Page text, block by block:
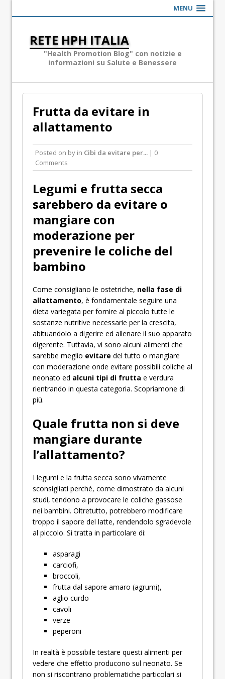
MENU
RETE HPH ITALIA
"Health Promotion Blog" con notizie e
informazioni su Salute e Benessere
Frutta da evitare in
allattamento
Posted on by in Cibi da evitare per... | 0
Comments
Legumi e frutta secca
sarebbero da evitare o
mangiare con
moderazione per
prevenire le coliche del
bambino
Come consigliano le ostetriche, nella fase di
allattamento, è fondamentale seguire una
dieta variegata per fornire al piccolo tutte le
sostanze nutritive necessarie per la crescita,
abituandolo a digerire ed allenare il suo apparato
digerente. Tuttavia, vi sono alcuni alimenti che
sarebbe meglio evitare del tutto o mangiare
con moderazione onde evitare possibili coliche al
neonato ed alcuni tipi di frutta e verdura
rientrando in questa categoria. Scopriamone di
più.
Quale frutta non si deve
mangiare durante
l’allattamento?
I legumi e la frutta secca sono vivamente
sconsigliati perché, come dimostrato da alcuni
studi, tendono a provocare le coliche gassose
nei bambini. Oltretutto, potrebbero modificare
troppo il sapore del latte, rendendolo sgradevole
al piccolo. Si tratta in particolare di:
asparagi
carciofi,
broccoli,
frutta dal sapore amaro (agrumi),
aglio curdo
cavoli
verze
peperoni
In realtà è possibile testare questi alimenti per
vedere che effetto producono sul neonato. Se
non si riscontrano problematiche particolari si